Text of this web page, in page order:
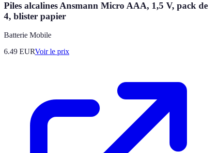
Piles alcalines Ansmann Micro AAA, 1,5 V, pack de
4, blister papier
Batterie Mobile
6.49 EURVoir le prix